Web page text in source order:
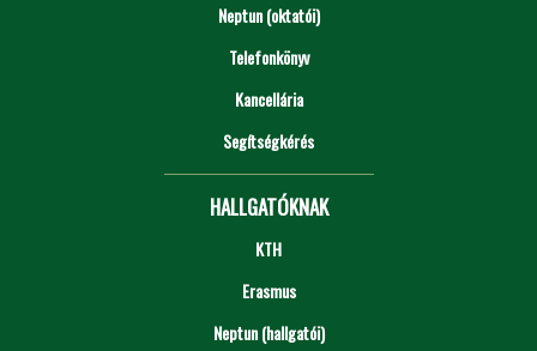
Neptun (oktatói)
Telefonkönyv
Kancellária
Segítségkérés
HALLGATÓKNAK
KTH
Erasmus
Neptun (hallgatói)